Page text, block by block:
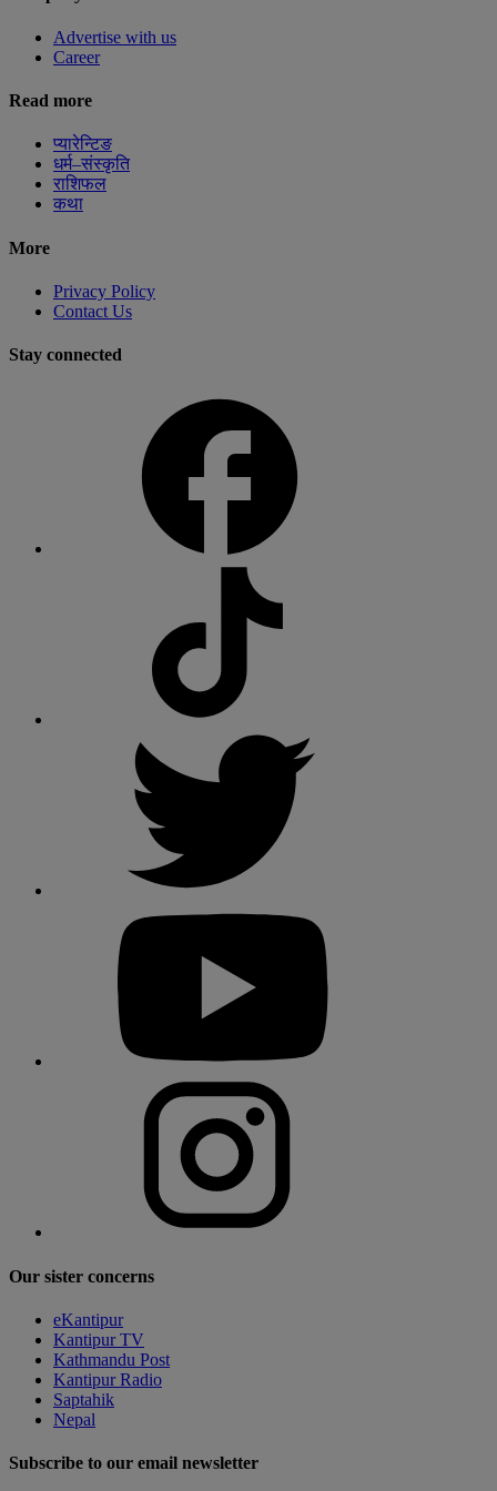
Advertise with us
Career
Read more
प्यारेन्टिङ
धर्म–संस्कृति
राशिफल
कथा
More
Privacy Policy
Contact Us
Stay connected
Our sister concerns
eKantipur
Kantipur TV
Kathmandu Post
Kantipur Radio
Saptahik
Nepal
Subscribe to our email newsletter